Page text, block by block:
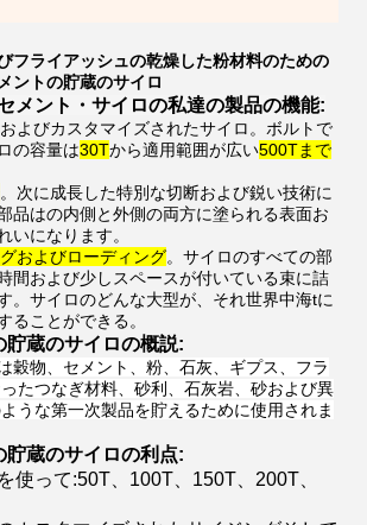
フライアッシュの乾燥した粉材料のための
ントの貯蔵のサイロ
メント・サイロの私達の製品の機能:
よびカスタマイズされたサイロ。ボルト で
の容量は30Tから適用範囲が広い500Tまで
。次に成長した特別な切断および鋭い技術に
品はの内側と外側の両方に塗られる表面お
いになります。
およびローディング。サイロのすべての部
間および少しスペースが付いている束に詰
。サイロのどんな大型が、それ世界中海tに
ることができる。
貯蔵のサイロの概説:
穀物、セメント、粉、石灰、ギプス、フラ
たつなぎ材料、砂利、石灰岩、砂および異
うな第一次製品を貯えるために使用されま
貯蔵のサイロの利点:
使って:50T、100T、150T、200T、